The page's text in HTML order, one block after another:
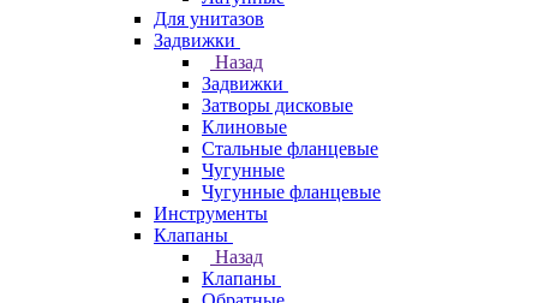
Для унитазов
Задвижки
Назад
Задвижки
Затворы дисковые
Клиновые
Стальные фланцевые
Чугунные
Чугунные фланцевые
Инструменты
Клапаны
Назад
Клапаны